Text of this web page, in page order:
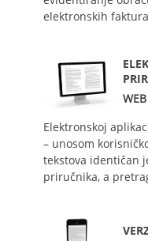
elektronskih faktura
Elektronskoj
– unosom
tekstova identičan
priručnika, a